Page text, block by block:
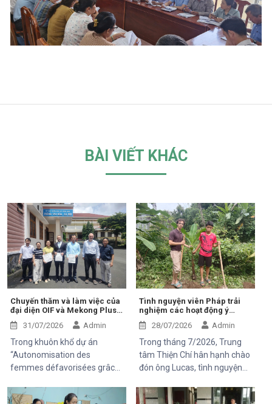
BÀI VIẾT KHÁC
Chuyến thăm và làm việc của
đại diện OIF và Mekong Plus
tại cộng đồng dự án
31/07/2026 Admin
Trong khuôn khổ dự án
“Autonomisation des
femmes défavorisées grâce
économique et à l'accès aux
Tình nguyện viên Pháp trải
nghiệm các hoạt động ý
nghĩa tại Trung tâm Thiện Chí
28/07/2026 Admin
Trong tháng 7/2026, Trung
tâm Thiện Chí hân hạnh chào
đón ông Lucas, tình nguyện
chuyến thăm và trải nghiệm